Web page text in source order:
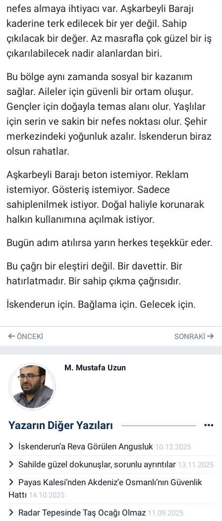
nefes almaya ihtiyacı var. Aşkarbeyli Barajı
kaderine terk edilecek bir yer değil. Sahip
çıkılacak bir değer. Az masrafla çok güzel bir iş
çıkarılabilecek nadir alanlardan biri.
Bu bölge aynı zamanda sosyal bir kazanım
sağlar. Aileler için güvenli bir ortam oluşur.
Gençler için doğayla temas alanı olur. Yaşlılar
için serin ve sakin bir nefes noktası olur. Şehir
merkezindeki yoğunluk azalır. İskenderun biraz
olsun rahatlar.
Aşkarbeyli Barajı beton istemiyor. Reklam
istemiyor. Gösteriş istemiyor. Sadece
sahiplenilmek istiyor. Doğal haliyle korunarak
halkın kullanımına açılmak istiyor.
Bugün adım atılırsa yarın herkes teşekkür eder.
Bu çağrı bir eleştiri değil. Bir davettir. Bir
hatırlatmadır. Bir sahip çıkma çağrısıdır.
İskenderun için. Bağlama için. Gelecek için.
ÖNCEKI SONRAKI
M. Mustafa Uzun
Yazarın Diğer Yazıları
İskenderun’a Reva Görülen Angusluk 10.12.2025
Sahilde güzel dokunuşlar, sorunlu ayrıntılar 13.11.2025
Payas Kalesi’nden Akdeniz’e Osmanlı’nın Güvenlik
Hattı 14.10.2025
Radar Tepesinde Taş Ocağı Olmaz 11.09.2025